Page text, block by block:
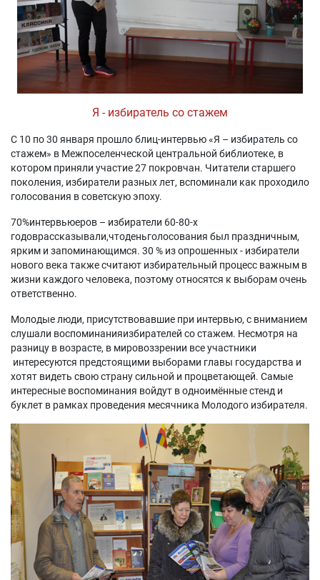
Я - избиратель со стажем
С 10 по 30 января прошло блиц-интервью «Я – избиратель со
стажем» в Межпоселенческой центральной библиотеке, в
котором приняли участие 27 покровчан. Читатели старшего
поколения, избиратели разных лет, вспоминали как проходило
голосования в советскую эпоху.
70%интервьюеров – избиратели 60-80-х
годоврассказывали,чтоденьголосования был праздничным,
ярким и запоминающимся. 30 % из опрошенных - избиратели
нового века также считают избирательный процесс важным в
жизни каждого человека, поэтому относятся к выборам очень
ответственно.
Молодые люди, присутствовавшие при интервью, с вниманием
слушали воспоминанияизбирателей со стажем. Несмотря на
разницу в возрасте, в мировоззрении все участники
интересуются предстоящими выборами главы государства и
хотят видеть свою страну сильной и процветающей. Самые
интересные воспоминания войдут в одноимённые стенд и
буклет в рамках проведения месячника Молодого избирателя.